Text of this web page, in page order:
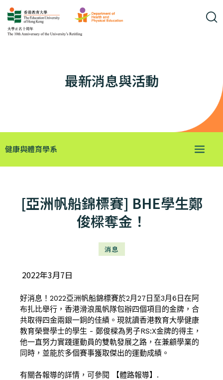
最新消息與活動
健康與體育學系
[亞洲帆船錦標賽] BHE學生鄭
俊樑奪金！
消息
2022年3月7日
好消息！2022亞洲帆船錦標賽於2月27日至3月6日在阿
布扎比舉行，香港滑浪風帆隊包辦四個項目的金牌，合
共取得四金兩銀一銅的佳績。現就讀香港教育大學健康
教育榮譽學士的學生 - 鄭俊樑為男子RS:X金牌的得主，
他一直努力實踐運動員的雙軌發展之路，在兼顧學業的
同時，並能於多個賽事獲取傑出的運動成績。
有關各報導的詳情，可參閱 【體路報導】 .